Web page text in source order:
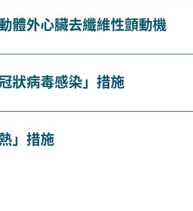
體外心臟去纖維性顫動機
狀病毒感染」措施
」措施